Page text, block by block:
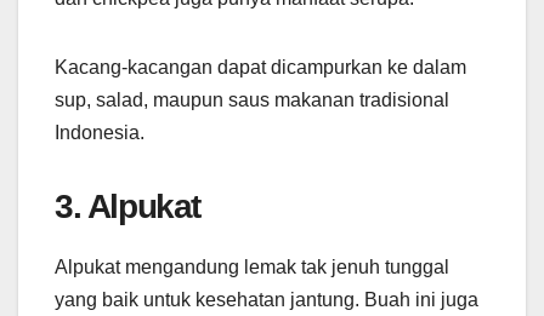
Kacang-kacangan dapat dicampurkan ke dalam
sup, salad, maupun saus makanan tradisional
Indonesia.
3. Alpukat
Alpukat mengandung lemak tak jenuh tunggal
yang baik untuk kesehatan jantung. Buah ini juga